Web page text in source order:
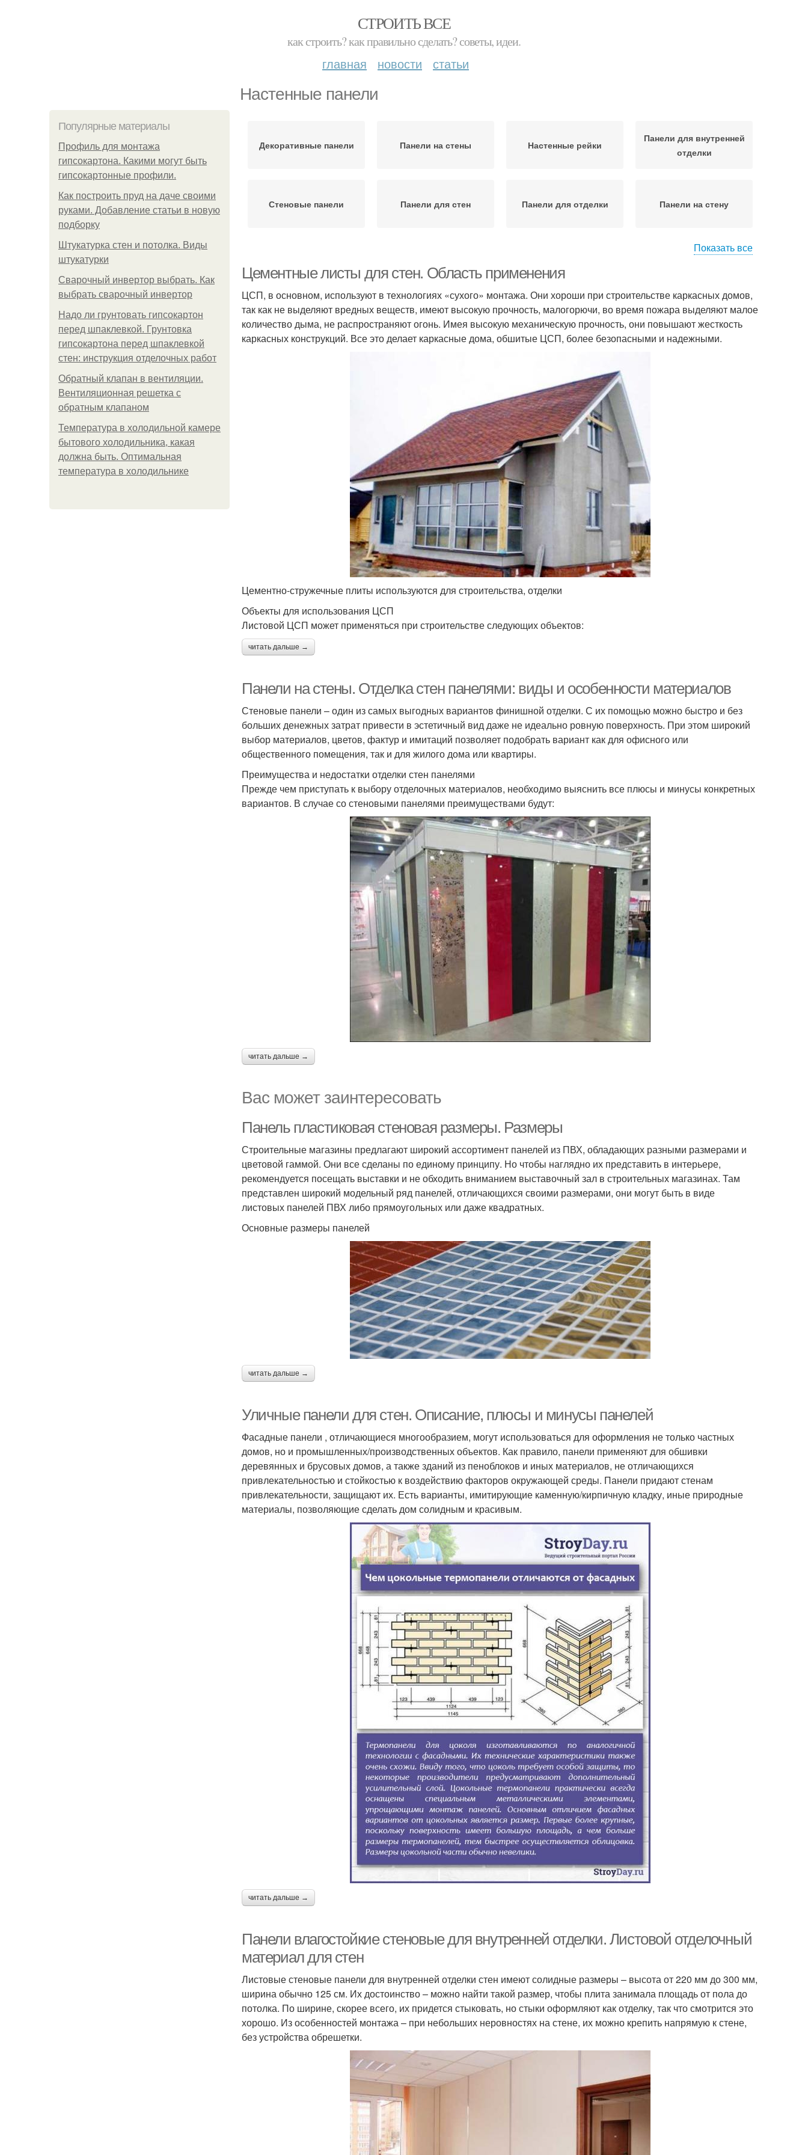
СТРОИТЬ ВСЕ
как строить? как правильно сделать? советы, идеи.
главная новости статьи
Настенные панели
Популярные материалы
Профиль для монтажа
гипсокартона. Какими могут быть
гипсокартонные профили.
Как построить пруд на даче своими
руками. Добавление статьи в новую
подборку
Штукатурка стен и потолка. Виды
штукатурки
Сварочный инвертор выбрать. Как
выбрать сварочный инвертор
Надо ли грунтовать гипсокартон
перед шпаклевкой. Грунтовка
гипсокартона перед шпаклевкой
стен: инструкция отделочных работ
Обратный клапан в вентиляции.
Вентиляционная решетка с
обратным клапаном
Температура в холодильной камере
бытового холодильника, какая
должна быть. Оптимальная
температура в холодильнике
Декоративные панели Панели на стены Настенные рейки
Панели для внутренней
отделки
Стеновые панели Панели для стен Панели для отделки Панели на стену
Показать все
Цементные листы для стен. Область применения
ЦСП, в основном, используют в технологиях «сухого» монтажа. Они хороши при строительстве каркасных домов,
так как не выделяют вредных веществ, имеют высокую прочность, малогорючи, во время пожара выделяют малое
количество дыма, не распространяют огонь. Имея высокую механическую прочность, они повышают жесткость
каркасных конструкций. Все это делает каркасные дома, обшитые ЦСП, более безопасными и надежными.
Цементно-стружечные плиты используются для строительства, отделки
Объекты для использования ЦСП
Листовой ЦСП может применяться при строительстве следующих объектов:
читать дальше →
Панели на стены. Отделка стен панелями: виды и особенности материалов
Стеновые панели – один из самых выгодных вариантов финишной отделки. С их помощью можно быстро и без
больших денежных затрат привести в эстетичный вид даже не идеально ровную поверхность. При этом широкий
выбор материалов, цветов, фактур и имитаций позволяет подобрать вариант как для офисного или
общественного помещения, так и для жилого дома или квартиры.
Преимущества и недостатки отделки стен панелями
Прежде чем приступать к выбору отделочных материалов, необходимо выяснить все плюсы и минусы конкретных
вариантов. В случае со стеновыми панелями преимуществами будут:
читать дальше →
Вас может заинтересовать
Панель пластиковая стеновая размеры. Размеры
Строительные магазины предлагают широкий ассортимент панелей из ПВХ, обладающих разными размерами и
цветовой гаммой. Они все сделаны по единому принципу. Но чтобы наглядно их представить в интерьере,
рекомендуется посещать выставки и не обходить вниманием выставочный зал в строительных магазинах. Там
представлен широкий модельный ряд панелей, отличающихся своими размерами, они могут быть в виде
листовых панелей ПВХ либо прямоугольных или даже квадратных.
Основные размеры панелей
читать дальше →
Уличные панели для стен. Описание, плюсы и минусы панелей
Фасадные панели , отличающиеся многообразием, могут использоваться для оформления не только частных
домов, но и промышленных/производственных объектов. Как правило, панели применяют для обшивки
деревянных и брусовых домов, а также зданий из пеноблоков и иных материалов, не отличающихся
привлекательностью и стойкостью к воздействию факторов окружающей среды. Панели придают стенам
привлекательности, защищают их. Есть варианты, имитирующие каменную/кирпичную кладку, иные природные
материалы, позволяющие сделать дом солидным и красивым.
читать дальше →
Панели влагостойкие стеновые для внутренней отделки. Листовой отделочный
материал для стен
Листовые стеновые панели для внутренней отделки стен имеют солидные размеры – высота от 220 мм до 300 мм,
ширина обычно 125 см. Их достоинство – можно найти такой размер, чтобы плита занимала площадь от пола до
потолка. По ширине, скорее всего, их придется стыковать, но стыки оформляют как отделку, так что смотрится это
хорошо. Из особенностей монтажа – при небольших неровностях на стене, их можно крепить напрямую к стене,
без устройства обрешетки.